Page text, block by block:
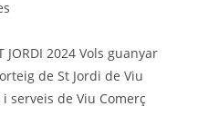
JORDI 2024 Vols guanyar
de St Jordi de Viu
serveis de Viu Comerç